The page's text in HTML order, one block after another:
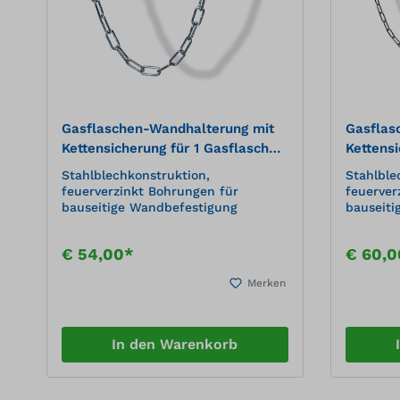
W19Außenmaße (BxTxH): 950 x 500
x 2050 mm(inkl. 100 mm
Dachüberstand im
Frontbereich)Kapazität: 3 x 50 l
Druckgasflaschen
x 2050
Gasflaschen-Wandhalterung mit
Kettensicherung für 1 Gasflasche,
Ø 320 mm
Stahlblechkonstruktion,
feuerverzinkt Bohrungen für
bauseitige Wandbefestigung
€ 54,00*
Merken
In den Warenkorb
€